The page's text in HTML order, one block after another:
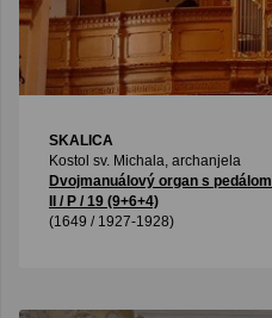
SKALICA
Kostol sv. Michala, archanjela
Dvojmanuálový organ s pedálom
II / P / 19 (9+6+4)
(1649 / 1927-1928)